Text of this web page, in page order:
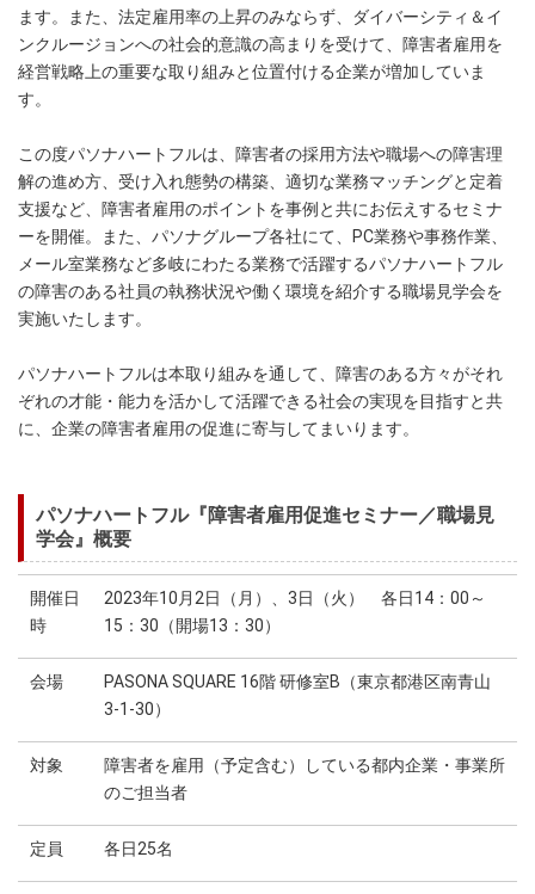
ます。また、法定雇用率の上昇のみならず、ダイバーシティ＆イ
ンクルージョンへの社会的意識の高まりを受けて、障害者雇用を
経営戦略上の重要な取り組みと位置付ける企業が増加していま
す。
この度パソナハートフルは、障害者の採用方法や職場への障害理
解の進め方、受け入れ態勢の構築、適切な業務マッチングと定着
支援など、障害者雇用のポイントを事例と共にお伝えするセミナ
ーを開催。また、パソナグループ各社にて、PC業務や事務作業、
メール室業務など多岐にわたる業務で活躍するパソナハートフル
の障害のある社員の執務状況や働く環境を紹介する職場見学会を
実施いたします。
パソナハートフルは本取り組みを通して、障害のある方々がそれ
ぞれの才能・能力を活かして活躍できる社会の実現を目指すと共
に、企業の障害者雇用の促進に寄与してまいります。
パソナハートフル『障害者雇用促進セミナー／職場見
学会』概要
開催日
時
2023年10月2日（月）、3日（火） 各日14：00～
15：30（開場13：30）
会場
PASONA SQUARE 16階 研修室B（東京都港区南青山
3-1-30）
対象
障害者を雇用（予定含む）している都内企業・事業所
のご担当者
定員 各日25名